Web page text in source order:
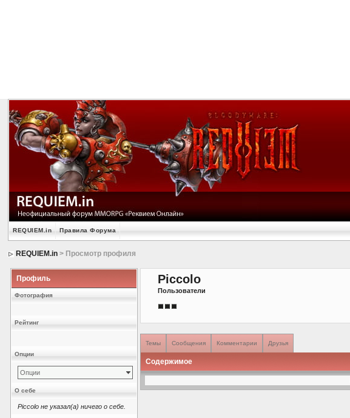
REQUIEM.in Правила Форума
REQUIEM.in > Просмотр профиля
Профиль
Фотография
Рейтинг
Опции
Опции
О себе
Piccolo не указал(а) ничего о себе.
Piccolo
Пользователи
Темы Сообщения Комментарии Друзья
Содержимое